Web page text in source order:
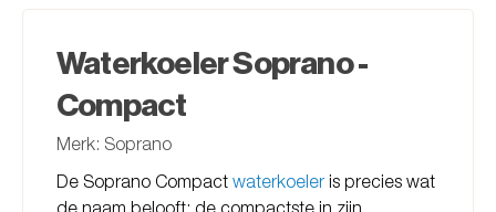
Waterkoeler Soprano -
Compact
Merk: Soprano
De Soprano Compact waterkoeler is precies wat